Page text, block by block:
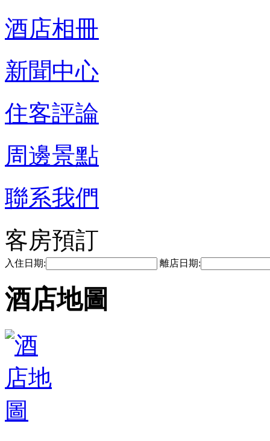
酒店相冊
新聞中心
住客評論
周邊景點
聯系我們
客房預訂
入住日期: 離店日期:
酒店地圖